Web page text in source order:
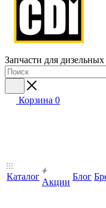
Запчасти для
Корзина 0
Каталог
Акции
Блог